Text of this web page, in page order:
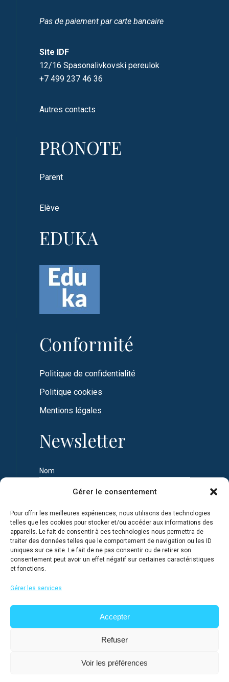
Gérer le consentement
Pour offrir les meilleures expériences, nous utilisons des technologies
telles que les cookies pour stocker et/ou accéder aux informations des
appareils. Le fait de consentir à ces technologies nous permettra de
traiter des données telles que le comportement de navigation ou les ID
uniques sur ce site. Le fait de ne pas consentir ou de retirer son
consentement peut avoir un effet négatif sur certaines caractéristiques
et fonctions.
Gérer les services
Accepter
Refuser
Voir les préférences
Pas de paiement par carte bancaire
Site IDF
12/16 Spasonalivkovski pereulok
+7 499 237 46 36
Autres contacts
PRONOTE
Parent
Elève
EDUKA
Conformité
Politique de confidentialité
Politique cookies
Mentions légales
Newsletter
Nom
Adresse e-mail
confidentialité du site